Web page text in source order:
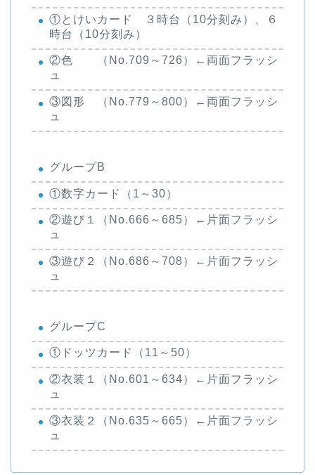
①とけいカード ３時台（10分刻み）、６
時台（10分刻み）
②色 （No.709～726）←両面フラッシ
ュ
③図形 （No.779～800）←両面フラッシ
ュ
グループB
①数字カード（1～30）
②遊び１（No.666～685）←片面フラッシ
ュ
③遊び２（No.686～708）←片面フラッシ
ュ
グループC
①ドッツカード（11～50）
②衣装１（No.601～634）←片面フラッシ
ュ
③衣装２（No.635～665）←片面フラッシ
ュ